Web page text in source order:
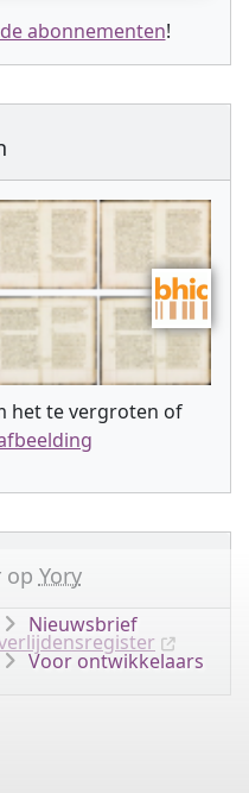
abonnementen!
het te vergroten of
op Yory
Nieuwsbrief
Voor ontwikkelaars